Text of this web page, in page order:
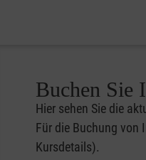
Buchen Sie
Hier sehen Sie die
Für die Buchung von
Kursdetails).